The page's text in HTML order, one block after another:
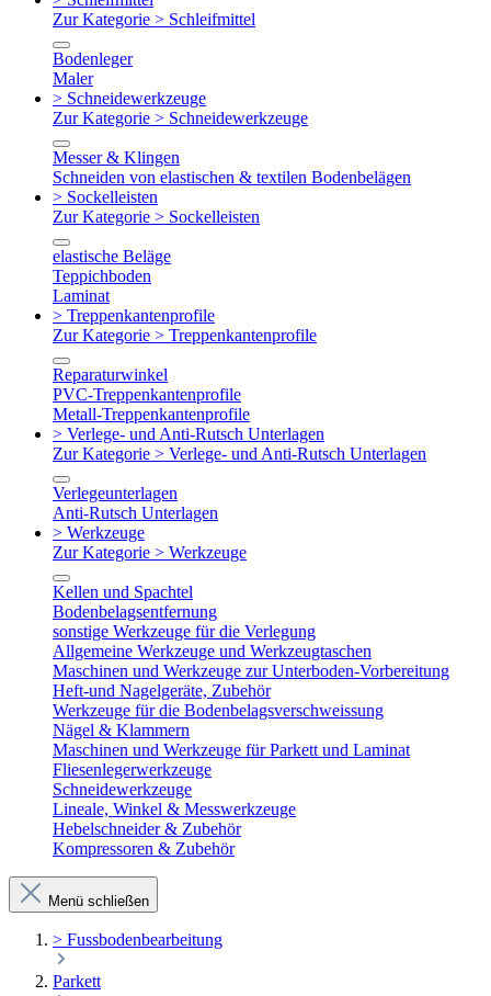
Zur Kategorie > Schleifmittel
Bodenleger
Maler
> Schneidewerkzeuge
Zur Kategorie > Schneidewerkzeuge
Messer & Klingen
Schneiden von elastischen & textilen Bodenbelägen
> Sockelleisten
Zur Kategorie > Sockelleisten
elastische Beläge
Teppichboden
Laminat
> Treppenkantenprofile
Zur Kategorie > Treppenkantenprofile
Reparaturwinkel
PVC-Treppenkantenprofile
Metall-Treppenkantenprofile
> Verlege- und Anti-Rutsch Unterlagen
Zur Kategorie > Verlege- und Anti-Rutsch Unterlagen
Verlegeunterlagen
Anti-Rutsch Unterlagen
> Werkzeuge
Zur Kategorie > Werkzeuge
Kellen und Spachtel
Bodenbelagsentfernung
sonstige Werkzeuge für die Verlegung
Allgemeine Werkzeuge und Werkzeugtaschen
Maschinen und Werkzeuge zur Unterboden-Vorbereitung
Heft-und Nagelgeräte, Zubehör
Werkzeuge für die Bodenbelagsverschweissung
Nägel & Klammern
Maschinen und Werkzeuge für Parkett und Laminat
Fliesenlegerwerkzeuge
Schneidewerkzeuge
Lineale, Winkel & Messwerkzeuge
Hebelschneider & Zubehör
Kompressoren & Zubehör
Menü schließen
> Fussbodenbearbeitung
Parkett